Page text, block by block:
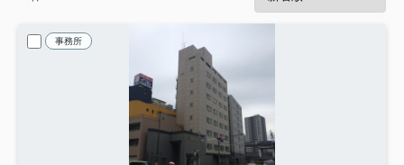
事務所